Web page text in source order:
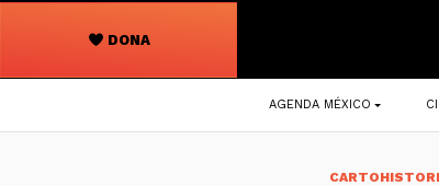
DONA
principal
AGENDA MÉXICO